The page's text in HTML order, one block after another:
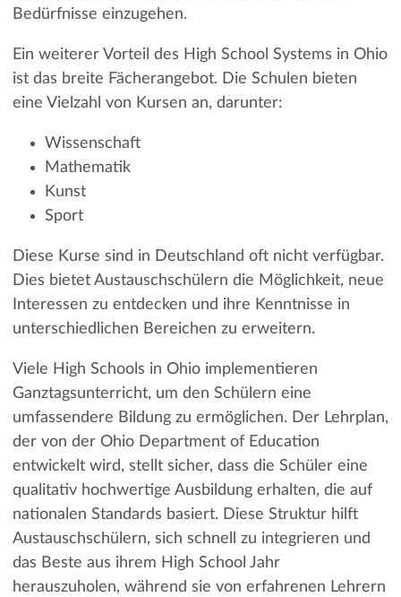
Bedürfnisse einzugehen.
Ein weiterer Vorteil des High School Systems in Ohio
ist das breite Fächerangebot. Die Schulen bieten
eine Vielzahl von Kursen an, darunter:
Wissenschaft
Mathematik
Kunst
Sport
Diese Kurse sind in Deutschland oft nicht verfügbar.
Dies bietet Austauschschülern die Möglichkeit, neue
Interessen zu entdecken und ihre Kenntnisse in
unterschiedlichen Bereichen zu erweitern.
Viele High Schools in Ohio implementieren
Ganztagsunterricht, um den Schülern eine
umfassendere Bildung zu ermöglichen. Der Lehrplan,
der von der Ohio Department of Education
entwickelt wird, stellt sicher, dass die Schüler eine
qualitativ hochwertige Ausbildung erhalten, die auf
nationalen Standards basiert. Diese Struktur hilft
Austauschschülern, sich schnell zu integrieren und
das Beste aus ihrem High School Jahr
herauszuholen, während sie von erfahrenen Lehrern